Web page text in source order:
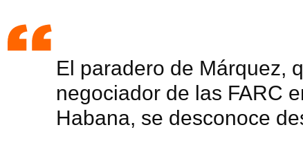
El paradero de Márquez,
negociador de las FARC
Habana, se desconoce